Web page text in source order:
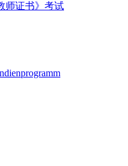
师证书》考试